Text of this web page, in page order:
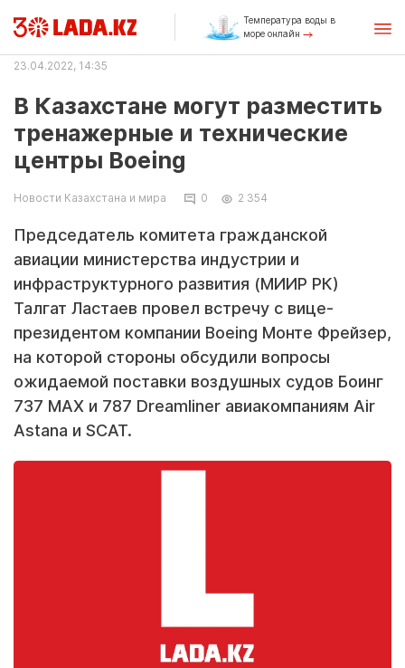
Температура воды в
море онлайн
23.04.2022, 14:35
В Казахстане могут разместить
тренажерные и технические
центры Boeing
Новости Казахстана и мира 0 2 354
Председатель комитета гражданской
авиации министерства индустрии и
инфраструктурного развития (МИИР РК)
Талгат Ластаев провел встречу с вице-
президентом компании Boeing Монте Фрейзер,
на которой стороны обсудили вопросы
ожидаемой поставки воздушных судов Боинг
737 MAX и 787 Dreamliner авиакомпаниям Air
Astana и SCAT.